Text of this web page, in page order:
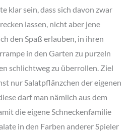
klar sein, dass sich davon zwar
lassen, nicht aber jene
den Spaß erlauben, in ihren
in den Garten zu purzeln
schlichtweg zu überrollen. Ziel
nur Salatpflänzchen der eigenen
darf man nämlich aus dem
die eigene Schneckenfamilie
in den Farben anderer Spieler